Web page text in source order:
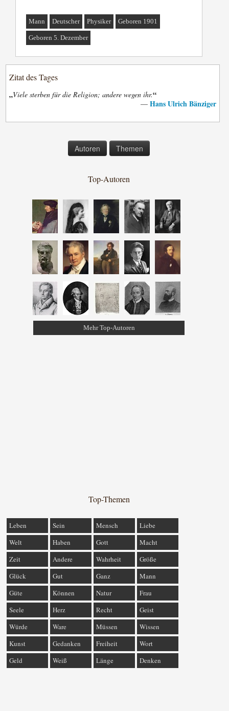
Mann Deutscher Physiker Geboren 1901
Geboren 5. Dezember
Zitat des Tages
„Viele sterben für die Religion; andere wegen ihr.“
— Hans Ulrich Bänziger
Autoren Themen
Top-Autoren
Mehr Top-Autoren
Top-Themen
Leben Sein Mensch
Liebe
Welt
Haben Gott
Macht
Zeit
Andere Wahrheit
Größe
Glück
Gut Ganz
Mann
Güte
Können Natur
Frau
Seele
Herz Recht
Geist
Würde
Ware Müssen
Wissen
Kunst
Gedanken Freiheit
Wort
Geld
Weiß Länge Denken